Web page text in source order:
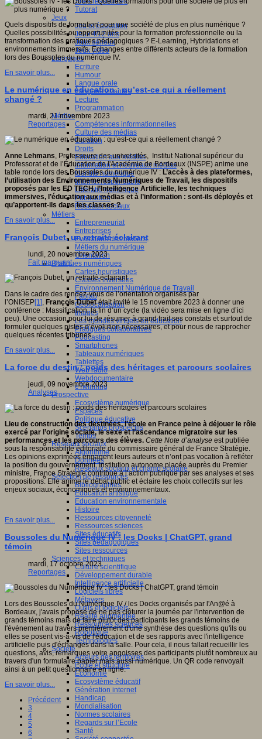
Tutorat
Jeux
Jeu et éducation
Jeux 4/12 ans
Jeux sérieux
Jeux vidéo
Langages
Ecriture
Humour
Langue orale
Langues vivantes
Lecture
Programmation
Médias
Compétences informationnelles
Culture des médias
Curation
Droits
Education aux médias
Information et nouveaux médias
Identité numérique
Internet responsable
Littératie numérique
Publication
Réseaux sociaux
Métiers
Entrepreneuriat
Entreprises
Evolutions des métiers
Métiers du numérique
Orientation
Pratiques numériques
Cartes heuristiques
Classes inversées
Environnement Numérique de Travail
Fablab
Géolocalisation
Images
Les mondes virtuels en éducation
Pratiques collaboratives
Podcasting
Smartphones
Tableaux numériques
Tablettes
Web radio
Webdocumentaire
eTwinning
Prospective
Ecosystème numérique
Espaces
Politique éducative
Scénarios prospectifs
Temps
Réseaux sociaux
Algorithme
Données
Réseaux sociaux et champ scolaire
Sélection de ressources
Bibliographies
Education artistique
Education environnementale
Histoire
Ressources citoyenneté
Ressources sciences
Sites éducatifs
Sites pédagogiques
Sites ressources
Sciences et techniques
Culture scientifique
Développement durable
Intelligence artificielle
Logiciels libres
Métavers
Outils et logiciels
Réalité augmentée
Ressources sciences
Robotique
Technologies
Société
Acteurs des territoires
Ecole et structure
Economie
Ecosystème éducatif
Génération internet
Handicap
Mondialisation
Normes scolaires
Regards sur l’Ecole
Santé
Quels dispositifs de formation pour une société de plus en plus numérique ?
Quelles possibilités ou opportunités pour la formation professionnelle ou la
transformation des pratiques pédagogiques ? E-Learning, Hybridations et
environnements immersifs. Echanges entre différents acteurs de la formation
lors des Boussoles du numérique IV.
En savoir plus...
Le numérique en éducation : qu’est-ce qui a réellement
changé ?
mardi, 21 novembre 2023
Reportages
Anne Lehmans, Professeure des universités, Institut National supérieur du
Professorat et de l’Éducation de l'Académie de Bordeaux (INSPE) anime une
table ronde lors des Boussoles du numérique IV : L’accès à des plateformes,
l’utilisation des Environnements Numériques de Travail, les dispositifs
proposés par les ED TECH, l’Intelligence Artificielle, les techniques
immersives, l’éducation aux médias et à l’information : sont-ils déployés et
qu’apportent-ils dans les classes ?
En savoir plus...
François Dubet, un retraité éclairant
lundi, 20 novembre 2023
Fait marquant
Dans le cadre des rendez-vous de l’orientation organisés par
l’ONISEP[1], François Dubetétait invité le 15 novembre 2023 à donner une
conférence : Massification, la fin d’un cycle (la vidéo sera mise en ligne d’ici
peu). Une occasion pour lui de résumer à grand trait ses constats et surtout de
formuler quelques pistes d’évolution nécessaires, et pour nous de rapprocher
quelques récentes tribunes.
En savoir plus...
La force du destin : poids des héritages et parcours scolaires
jeudi, 09 novembre 2023
Analyses
Lieu de construction des destinées, l’école en France peine à déjouer le rôle
exercé par l’origine sociale, le sexe et l’ascendance migratoire sur les
performances et les parcours des élèves. Cette Note d’analyse est publiée
sous la responsabilité éditoriale du commissaire général de France Stratégie.
Les opinions exprimées engagent leurs auteurs et n’ont pas vocation à refléter
la position du gouvernement. Institution autonome placée auprès du Premier
ministre, France Stratégie contribue à l’action publique par ses analyses et ses
propositions. Elle anime le débat public et éclaire les choix collectifs sur les
enjeux sociaux, économiques et environnementaux.
En savoir plus...
Boussoles du Numérique IV : les Docks | ChatGPT, grand
témoin
mardi, 17 octobre 2023
Reportages
Lors des Boussoles du Numérique IV / les Docks organisés par l'An@é à
Bordeaux, j'avais proposé de ne pas clôturer la journée par l'intervention de
grands témoins mais de faire plutôt des participants les grands témoins de
l'événement au travers premièrement d'une synthèse des questions qu'ils ou
elles se posent vis-à-vis de l'éducation et de ses rapports avec l'intelligence
artificielle puis d'échanges dans la salle. Pour cela, il nous fallait recueillir les
questions, avis, remarques voire angoisses des participants plutôt nombreux au
travers d'un formulaire papier mais aussi numérique. Un QR code renvoyait
ainsi à un petit questionnaire en ligne.
En savoir plus...
Précédent
3
4
5
6